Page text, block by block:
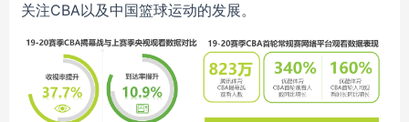
关注CBA以及中国篮球运动的发展。